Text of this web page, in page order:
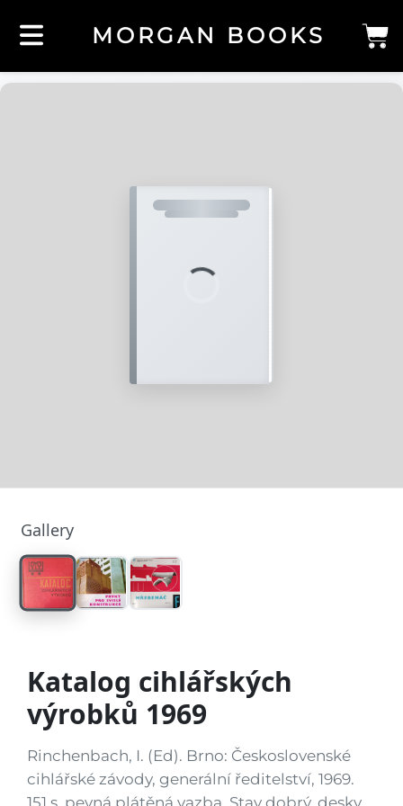
MORGAN BOOKS
Gallery
Katalog cihlářských
výrobků 1969
Rinchenbach, I. (Ed). Brno: Československé
cihlářské závody, generální ředitelství, 1969.
151 s. pevná plátěná vazba. Stav dobrý, desky